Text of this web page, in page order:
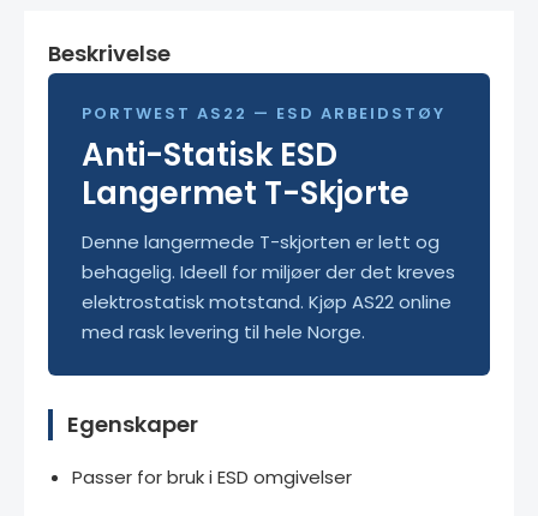
Beskrivelse
PORTWEST AS22 — ESD ARBEIDSTØY
Anti-Statisk ESD
Langermet T-Skjorte
Denne langermede T-skjorten er lett og
behagelig. Ideell for miljøer der det kreves
elektrostatisk motstand. Kjøp AS22 online
med rask levering til hele Norge.
Egenskaper
Passer for bruk i ESD omgivelser